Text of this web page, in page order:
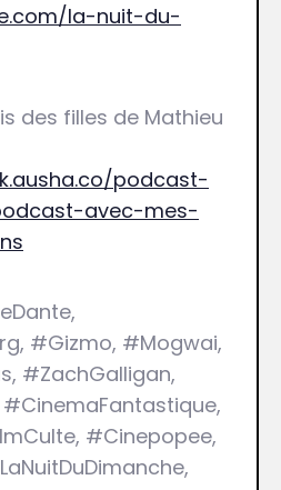
la-nuit-du-
des filles de Mathieu
podcast-
avec-mes-
#Gizmo, #Mogwai,
#ZachGalligan,
#Cinepopee,